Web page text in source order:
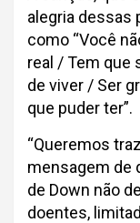
alegria dessas
como “Você
real / Tem que
de viver / Ser
que puder ter”.
“Queremos
mensagem de
de Down não
doentes,